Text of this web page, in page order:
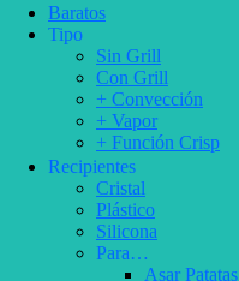
Baratos
Tipo
Sin Grill
Con Grill
+ Convección
+ Vapor
+ Función Crisp
Recipientes
Cristal
Plástico
Silicona
Para…
Asar Patatas